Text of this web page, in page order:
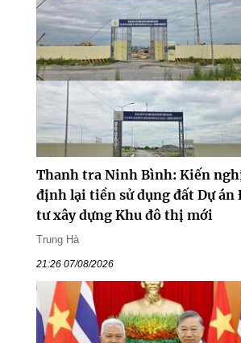
Thanh tra Ninh Bình: Kiến
định lại tiền sử dụng đất Dự án
tư xây dựng Khu đô thị mới
Trung Hà
21:26 07/08/2026